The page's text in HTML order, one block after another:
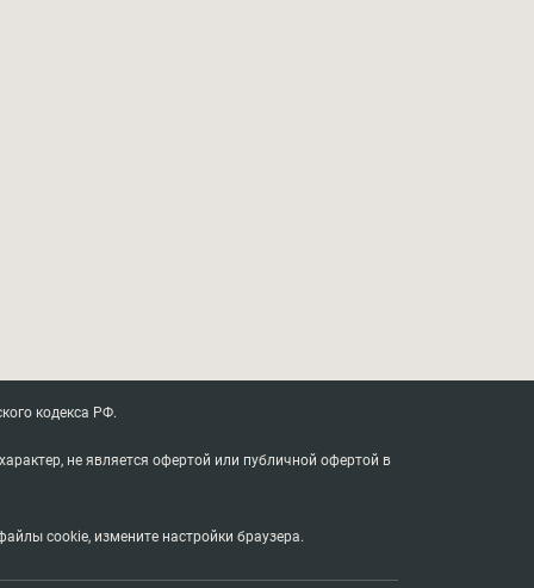
кодекса РФ.
не является офертой или публичной офертой в
cookie, измените настройки браузера.